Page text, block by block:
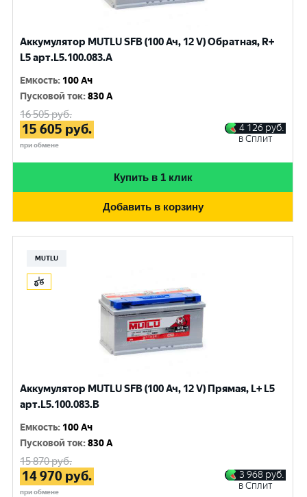
Аккумулятор MUTLU SFB (100 Ач, 12 V) Обратная, R+
L5 арт.L5.100.083.A
Емкость: 100 Ач
Пусковой ток:830 A
16 505руб.
15 605 руб.
при обмене
4 126 руб.
в Сплит
Купить в 1 клик
Добавить в корзину
MUTLU
Аккумулятор MUTLU SFB (100 Ач, 12 V) Прямая, L+ L5
арт.L5.100.083.B
Емкость: 100 Ач
Пусковой ток:830 A
15 870руб.
14 970 руб.
при обмене
3 968 руб.
в Сплит